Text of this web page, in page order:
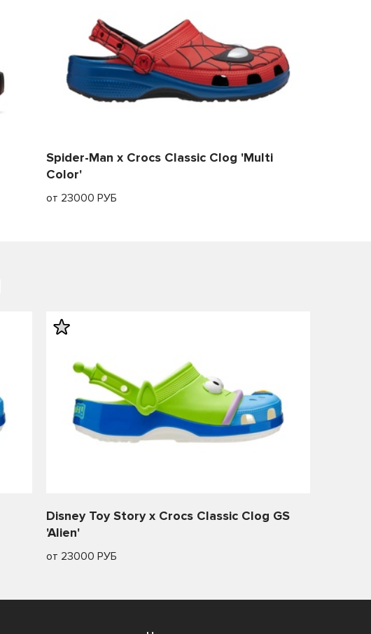
Spider-Man x Crocs Classic Clog 'Multi
Color'
от 23000 РУБ
Disney Toy Story x Crocs Classic Clog GS
'Alien'
от 23000 РУБ